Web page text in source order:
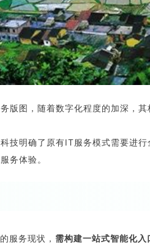
版图，随着数字化程度的加深，
技明确了原有IT服务模式需要进
务体验。
服务现状， 需构建一站式智能化入